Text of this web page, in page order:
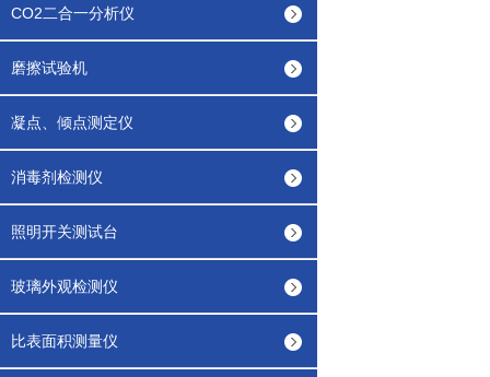
CO2二合一分析仪
磨擦试验机
凝点、倾点测定仪
消毒剂检测仪
照明开关测试台
玻璃外观检测仪
比表面积测量仪